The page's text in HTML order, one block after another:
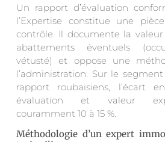
Un rapport d’évaluation
l’Expertise constitue une
contrôle. Il documente la
abattements éventuels
vétusté) et oppose une
l’administration. Sur le
rapport roubaisiens, l’écart
évaluation et valeur
couramment 10 à 15 %.
Méthodologie d’un expert